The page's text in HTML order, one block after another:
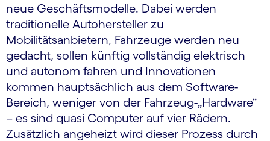
neue Geschäftsmodelle. Dabei werden
traditionelle Autohersteller zu
Mobilitätsanbietern, Fahrzeuge werden neu
gedacht, sollen künftig vollständig elektrisch
und autonom fahren und Innovationen
kommen hauptsächlich aus dem Software-
Bereich, weniger von der Fahrzeug-„Hardware“
– es sind quasi Computer auf vier Rädern.
Zusätzlich angeheizt wird dieser Prozess durch